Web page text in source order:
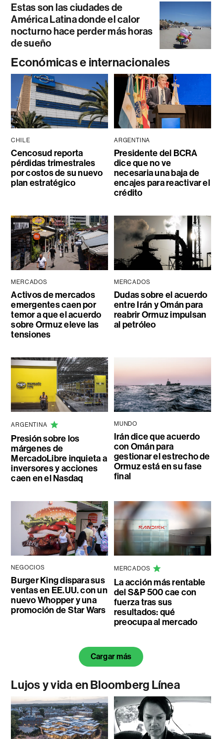
Estas son las ciudades de
América Latina donde el calor
nocturno hace perder más horas
de sueño
Económicas e internacionales
CHILE
Cencosud reporta
pérdidas trimestrales
por costos de su nuevo
plan estratégico
ARGENTINA
Presidente del BCRA
dice que no ve
necesaria una baja de
encajes para reactivar el
crédito
MERCADOS
Activos de mercados
emergentes caen por
temor a que el acuerdo
sobre Ormuz eleve las
tensiones
MERCADOS
Dudas sobre el acuerdo
entre Irán y Omán para
reabrir Ormuz impulsan
al petróleo
ARGENTINA
Presión sobre los
márgenes de
MercadoLibre inquieta a
inversores y acciones
caen en el Nasdaq
MUNDO
Irán dice que acuerdo
con Omán para
gestionar el estrecho de
Ormuz está en su fase
final
NEGOCIOS
Burger King dispara sus
ventas en EE.UU. con un
nuevo Whopper y una
promoción de Star Wars
MERCADOS
La acción más rentable
del S&P 500 cae con
fuerza tras sus
resultados: qué
preocupa al mercado
Cargar más
Lujos y vida en Bloomberg Línea